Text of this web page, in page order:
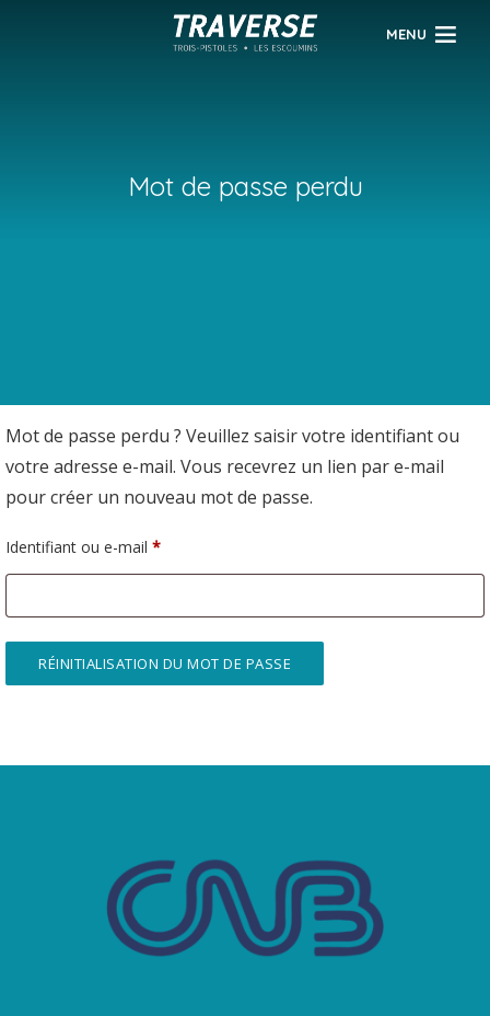
MENU
Mot de passe perdu
Mot de passe perdu ? Veuillez saisir votre identifiant ou
votre adresse e-mail. Vous recevrez un lien par e-mail
pour créer un nouveau mot de passe.
Identifiant ou e-mail *Obligatoire
RÉINITIALISATION DU MOT DE PASSE